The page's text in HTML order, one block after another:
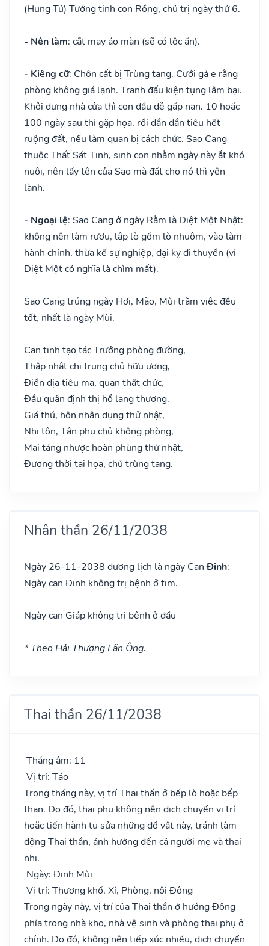
(Hung Tú) Tướng tinh con Rồng, chủ trị ngày thứ 6.
- Nên làm: cắt may áo màn (sẽ có lộc ăn).
- Kiêng cữ: Chôn cất bị Trùng tang. Cưới gả e rằng
phòng không giá lạnh. Tranh đấu kiện tụng lâm bại.
Khởi dựng nhà cửa thì con đầu dễ gặp nạn. 10 hoặc
100 ngày sau thì gặp họa, rồi dần dần tiêu hết
ruộng đất, nếu làm quan bị cách chức. Sao Cang
thuộc Thất Sát Tinh, sinh con nhằm ngày này ắt khó
nuôi, nên lấy tên của Sao mà đặt cho nó thì yên
lành.
- Ngoại lệ: Sao Cang ở ngày Rằm là Diệt Một Nhật:
không nên làm rượu, lập lò gốm lò nhuộm, vào làm
hành chính, thừa kế sự nghiệp, đại kỵ đi thuyền (vì
Diệt Một có nghĩa là chìm mất).
Sao Cang trúng ngày Hợi, Mão, Mùi trăm việc đều
tốt, nhất là ngày Mùi.
Can tinh tạo tác Trưởng phòng đường,
Thập nhật chi trung chủ hữu ương,
Điền địa tiêu ma, quan thất chức,
Đầu quân định thị hổ lang thương.
Giá thú, hôn nhân dụng thử nhật,
Nhi tôn, Tân phụ chủ không phòng,
Mai táng nhược hoàn phùng thử nhật,
Đương thời tai họa, chủ trùng tang.
Nhân thần 26/11/2038
Ngày 26-11-2038 dương lịch là ngày CanĐinh:
Ngày can Đinh không trị bệnh ở tim.
Ngày can Giáp không trị bệnh ở đầu
* Theo Hải Thượng Lãn Ông.
Thai thần 26/11/2038
Tháng âm: 11
Vị trí: Táo
Trong tháng này, vị trí Thai thần ở bếp lò hoặc bếp
than. Do đó, thai phụ không nên dịch chuyển vị trí
hoặc tiến hành tu sửa những đồ vật này, tránh làm
động Thai thần, ảnh hưởng đến cả người mẹ và thai
nhi.
Ngày: Đinh Mùi
Vị trí: Thương khố, Xí, Phòng, nội Đông
Trong ngày này, vị trí của Thai thần ở hướng Đông
phía trong nhà kho, nhà vệ sinh và phòng thai phụ ở
chính. Do đó, không nên tiếp xúc nhiều, dịch chuyển